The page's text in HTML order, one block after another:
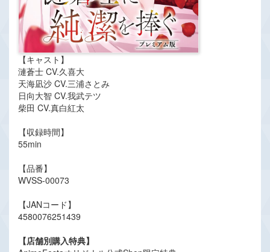
【キャスト】
漣蒼士 CV.久喜大
天海凪沙 CV.三浦さとみ
日向大智 CV.我武テツ
柴田 CV.真白紅太
【収録時間】
55min
【品番】
WVSS-00073
【JANコード】
4580076251439
【店舗別購入特典】